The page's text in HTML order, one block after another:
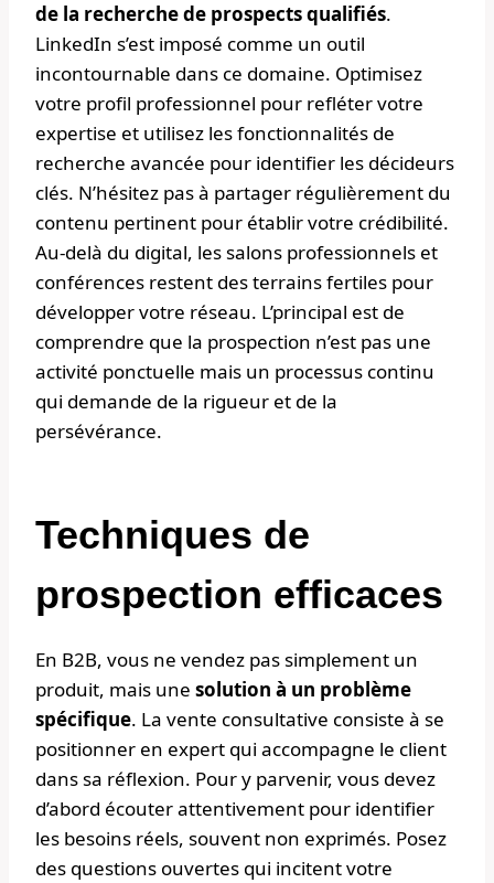
de la recherche de prospects qualifiés.
LinkedIn s’est imposé comme un outil
incontournable dans ce domaine. Optimisez
votre profil professionnel pour refléter votre
expertise et utilisez les fonctionnalités de
recherche avancée pour identifier les décideurs
clés. N’hésitez pas à partager régulièrement du
contenu pertinent pour établir votre crédibilité.
Au-delà du digital, les salons professionnels et
conférences restent des terrains fertiles pour
développer votre réseau. L’principal est de
comprendre que la prospection n’est pas une
activité ponctuelle mais un processus continu
qui demande de la rigueur et de la
persévérance.
Techniques de
prospection efficaces
En B2B, vous ne vendez pas simplement un
produit, mais une solution à un problème
spécifique. La vente consultative consiste à se
positionner en expert qui accompagne le client
dans sa réflexion. Pour y parvenir, vous devez
d’abord écouter attentivement pour identifier
les besoins réels, souvent non exprimés. Posez
des questions ouvertes qui incitent votre